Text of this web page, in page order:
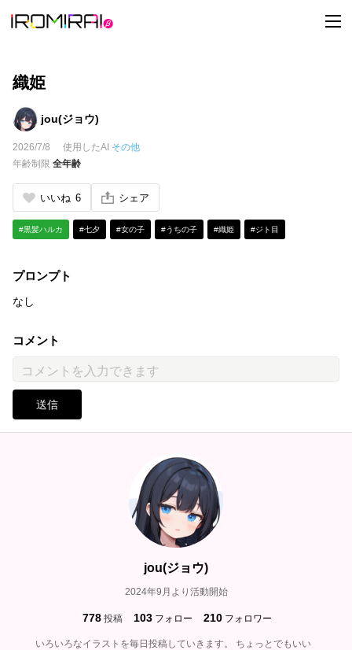
t
o
織姫
jou(ジョウ)
2026/7/8 使用したAI その他
年齢制限 全年齢
いいね 6 シェア
#黒髪ハルカ #七夕 #女の子 #うちの子 #織姫 #ジト目
プロンプト
なし
コメント
送信
jou(ジョウ)
2024年9月より活動開始
778 投稿 103 フォロー 210 フォロワー
いろいろなイラストを毎日投稿していきます。 ちょっとでもいい